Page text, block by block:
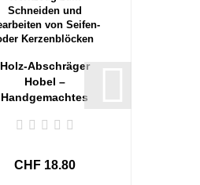
Holz-Abschräger
Hobel –
Handgemachtes
CHF 18.80